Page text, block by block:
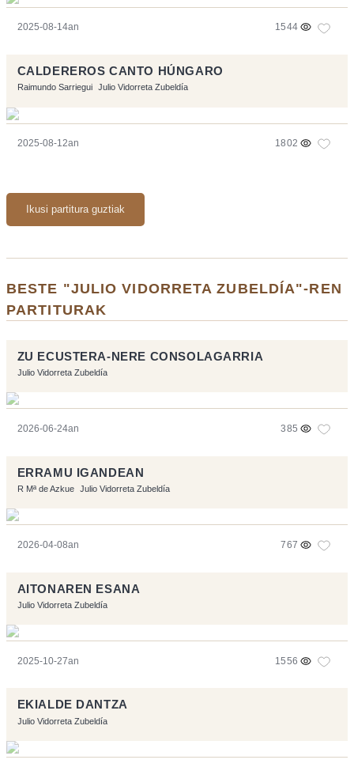
2025-08-14an 1544
CALDEREROS CANTO HÚNGARO
Raimundo Sarriegui Julio Vidorreta Zubeldía
2025-08-12an 1802
Ikusi partitura guztiak
BESTE "JULIO VIDORRETA ZUBELDÍA"-REN
PARTITURAK
ZU ECUSTERA-NERE CONSOLAGARRIA
Julio Vidorreta Zubeldía
2026-06-24an 385
ERRAMU IGANDEAN
R Mª de Azkue Julio Vidorreta Zubeldía
2026-04-08an 767
AITONAREN ESANA
Julio Vidorreta Zubeldía
2025-10-27an 1556
EKIALDE DANTZA
Julio Vidorreta Zubeldía